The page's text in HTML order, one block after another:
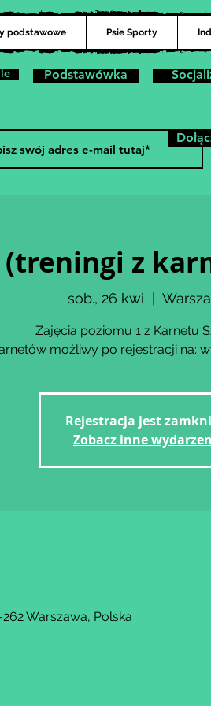
podstawowe Psie Sporty
Podstawówka
(treningi z
sob., 26 kwi
Zajęcia poziomu 1 z Karnetu
możliwy po rejestracji na:
Rejestracja jest
Zobacz inne
Warszawa, Polska